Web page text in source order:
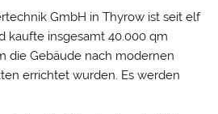
GmbH in Thyrow ist seit elf
kaufte insgesamt 40.000 qm
die Gebäude nach modernen
errichtet wurden. Es werden